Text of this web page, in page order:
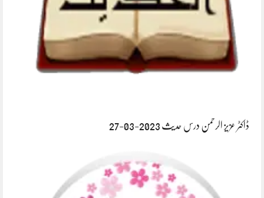
ڈاکٹر عزیز الرحمن درس حدیث 2023-03-27